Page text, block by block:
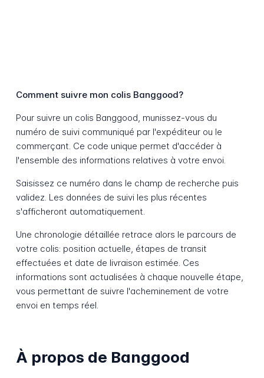
Comment suivre mon colis Banggood?
Pour suivre un colis Banggood, munissez-vous du
numéro de suivi communiqué par l'expéditeur ou le
commerçant. Ce code unique permet d'accéder à
l'ensemble des informations relatives à votre envoi.
Saisissez ce numéro dans le champ de recherche puis
validez. Les données de suivi les plus récentes
s'afficheront automatiquement.
Une chronologie détaillée retrace alors le parcours de
votre colis: position actuelle, étapes de transit
effectuées et date de livraison estimée. Ces
informations sont actualisées à chaque nouvelle étape,
vous permettant de suivre l'acheminement de votre
envoi en temps réel.
À propos de Banggood